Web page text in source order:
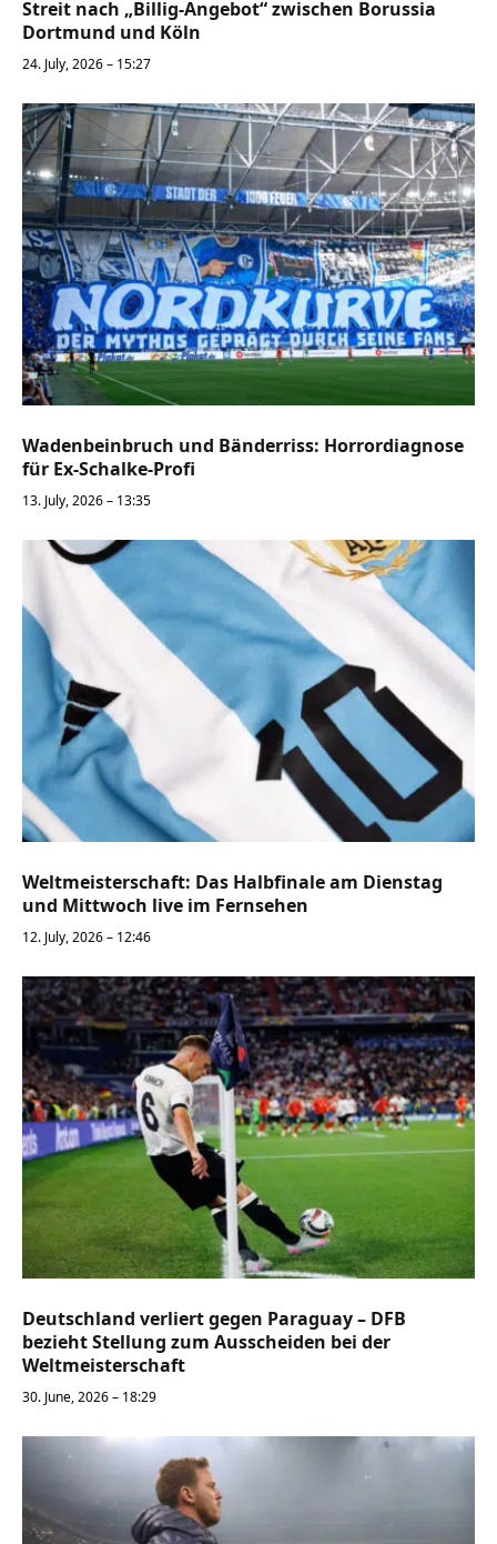
Streit nach „Billig-Angebot“ zwischen Borussia
Dortmund und Köln
24. July, 2026 – 15:27
Wadenbeinbruch und Bänderriss: Horrordiagnose
für Ex-Schalke-Profi
13. July, 2026 – 13:35
Weltmeisterschaft: Das Halbfinale am Dienstag
und Mittwoch live im Fernsehen
12. July, 2026 – 12:46
Deutschland verliert gegen Paraguay – DFB
bezieht Stellung zum Ausscheiden bei der
Weltmeisterschaft
30. June, 2026 – 18:29